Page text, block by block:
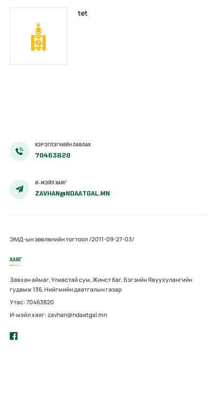
tet
ХЭРЭГЛЭГЧИЙН ЛАВЛАХ
70463820
И-МЭЙЛ ХАЯГ
ZAVHAN@NDAATGAL.MN
ЭМД-ын зөвлөлийн тогтоол /2011-09-27-03/
ХАЯГ
Завхан аймаг, Улиастай сум, Жинст баг, Бэгзийн Явуухулангийн
гудамж 136, Нийгмийн даатгалын газар
Утас: 70463820
И-мэйл хаяг: zavhan@ndaatgal.mn